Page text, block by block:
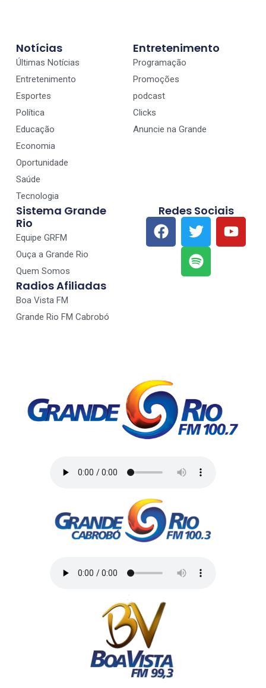
Notícias
Últimas Notícias
Entretenimento
Esportes
Política
Educação
Economia
Oportunidade
Saúde
Tecnologia
Entretenimento
Programação
Promoções
podcast
Clicks
Anuncie na Grande
Sistema Grande
Rio
Equipe GRFM
Ouça a Grande Rio
Quem Somos
Radios Afiliadas
Boa Vista FM
Grande Rio FM Cabrobó
Redes Sociais